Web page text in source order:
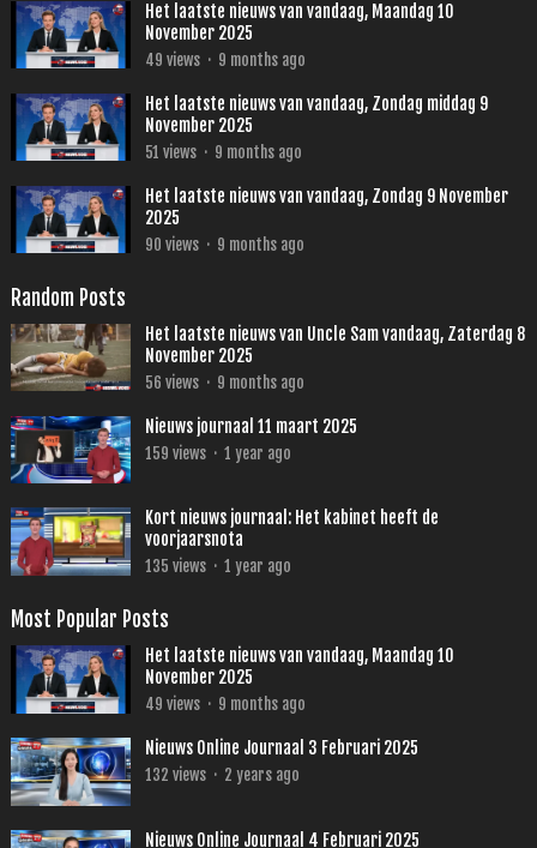
Het laatste nieuws van vandaag, Maandag 10
November 2025
49 views · 9 months ago
Het laatste nieuws van vandaag, Zondag middag 9
November 2025
51 views · 9 months ago
Het laatste nieuws van vandaag, Zondag 9 November
2025
90 views · 9 months ago
Random Posts
Het laatste nieuws van Uncle Sam vandaag, Zaterdag 8
November 2025
56 views · 9 months ago
Nieuws journaal 11 maart 2025
159 views · 1 year ago
Kort nieuws journaal: Het kabinet heeft de
voorjaarsnota
135 views · 1 year ago
Most Popular Posts
Het laatste nieuws van vandaag, Maandag 10
November 2025
49 views · 9 months ago
Nieuws Online Journaal 3 Februari 2025
132 views · 2 years ago
Nieuws Online Journaal 4 Februari 2025